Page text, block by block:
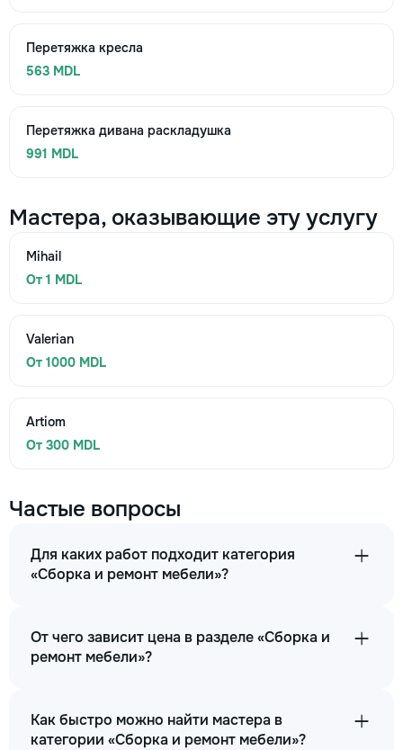
Перетяжка кресла
563 MDL
Перетяжка дивана раскладушка
991 MDL
Мастера, оказывающие эту услугу
Mihail
От 1 MDL
Valerian
От 1000 MDL
Artiom
От 300 MDL
Частые вопросы
Для каких работ подходит категория
«Сборка и ремонт мебели»?
От чего зависит цена в разделе «Сборка и
ремонт мебели»?
Как быстро можно найти мастера в
категории «Сборка и ремонт мебели»?